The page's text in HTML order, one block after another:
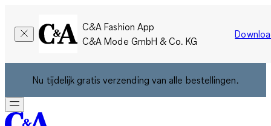
C&A Fashion App
C&A Mode GmbH & Co. KG
Nu tijdelijk gratis verzending van alle bestellingen.